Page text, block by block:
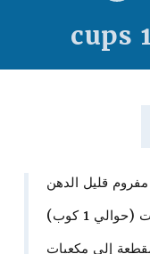
قليل الدهن
1 كوب)
إلى مكعبات